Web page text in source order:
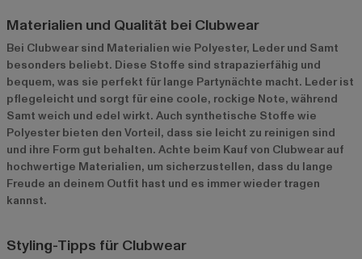
Materialien und Qualität bei Clubwear
Bei Clubwear sind Materialien wie Polyester, Leder und Samt
besonders beliebt. Diese Stoffe sind strapazierfähig und
bequem, was sie perfekt für lange Partynächte macht. Leder ist
pflegeleicht und sorgt für eine coole, rockige Note, während
Samt weich und edel wirkt. Auch synthetische Stoffe wie
Polyester bieten den Vorteil, dass sie leicht zu reinigen sind
und ihre Form gut behalten. Achte beim Kauf von Clubwear auf
hochwertige Materialien, um sicherzustellen, dass du lange
Freude an deinem Outfit hast und es immer wieder tragen
kannst.
Styling-Tipps für Clubwear